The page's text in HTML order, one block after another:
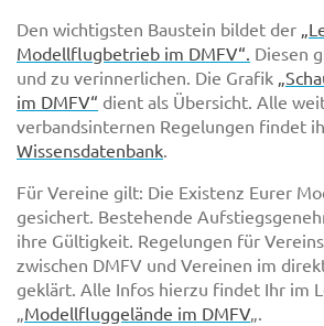
Den wichtigsten Baustein bildet der
Modellflugbetrieb im DMFV“. Diesen
und zu verinnerlichen. Die Grafik
im DMFV“ dient als Übersicht. Alle
verbandsinternen Regelungen findet
Wissensdatenbank.
Für Vereine gilt: Die Existenz Eurer
gesichert. Bestehende
ihre Gültigkeit. Regelungen für
zwischen DMFV und Vereinen im
geklärt. Alle Infos hierzu findet Ihr im
„Modellfluggelände im DMFV„.